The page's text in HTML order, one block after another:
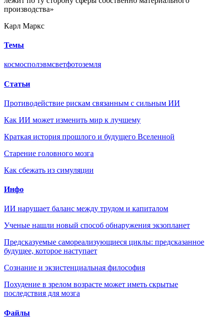
производства»
Карл Маркс
Темы
космосполэвмсветфотоземля
Статьи
Противодействие рискам связанным с сильным ИИ
Как ИИ может изменить мир к лучшему
Краткая история прошлого и будущего Вселенной
Старение головного мозга
Как сбежать из симуляции
Инфо
ИИ нарушает баланс между трудом и капиталом
Ученые нашли новый способ обнаружения экзопланет
Предсказуемые самореализующиеся циклы: предсказанное
будущее, которое наступает
Сознание и экзистенциальная философия
Похудение в зрелом возрасте может иметь скрытые
последствия для мозга
Файлы